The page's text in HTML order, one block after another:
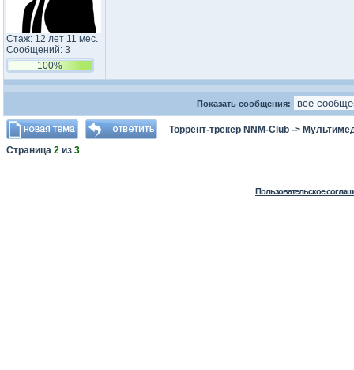
Стаж: 12 лет 11 мес.
Сообщений: 3
100%
Показать сообщения:
Торрент-трекер NNM-Club ->
Страница 2 из 3
Пользовательское